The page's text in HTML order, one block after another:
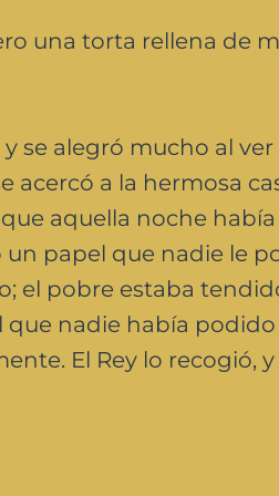
una torta rellena de
se alegró mucho al
a la hermosa
aquella noche
papel que nadie le
el pobre estaba
que nadie había podido
El Rey lo recogió,